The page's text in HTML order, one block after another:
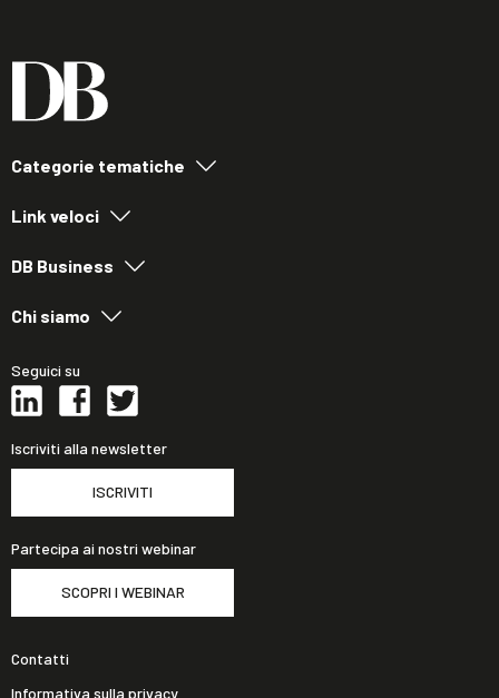
Categorie tematiche
Link veloci
DB Business
Chi siamo
Seguici su
Iscriviti alla newsletter
ISCRIVITI
Partecipa ai nostri webinar
SCOPRI I WEBINAR
Contatti
Informativa sulla privacy